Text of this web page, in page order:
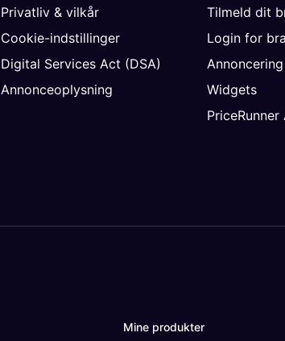
Mine produkter
Privatliv & vilkår
Cookie-indstillinger
Digital Services Act (DSA)
Annonceoplysning
Tilmeld dit
Login for
Annoncering
Widgets
PriceRunner